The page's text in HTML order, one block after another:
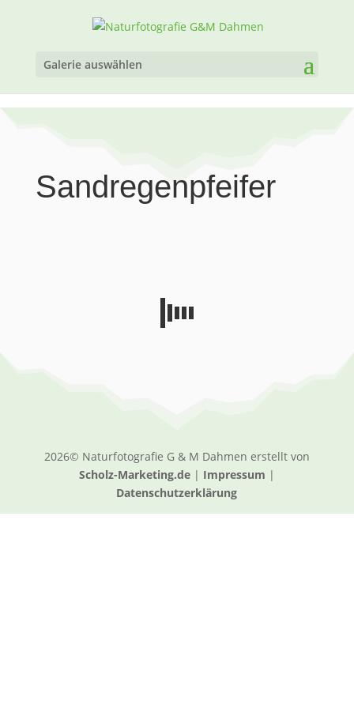
Galerie auswählen
Sandregenpfeifer
2026© Naturfotografie G & M Dahmen erstellt von
Scholz-Marketing.de| Impressum |
Datenschutzerklärung